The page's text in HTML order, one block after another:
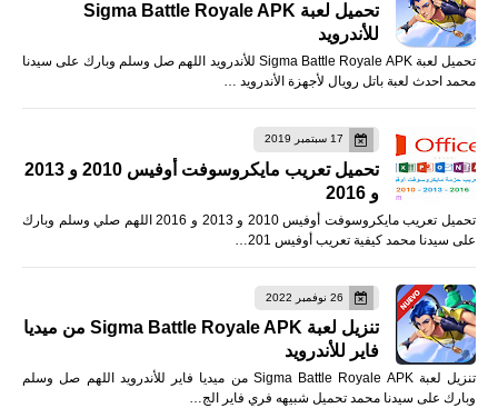
تحميل لعبة Sigma Battle Royale APK
للأندرويد
تحميل لعبة Sigma Battle Royale APK للأندرويد اللهم صل وسلم وبارك على سيدنا
محمد احدث لعبة باتل رويال لأجهزة الأندرويد …
17 سبتمبر 2019
تحميل تعريب مايكروسوفت أوفيس 2010 و 2013
و 2016
تحميل تعريب مايكروسوفت أوفيس 2010 و 2013 و 2016 اللهم صلي وسلم وبارك
على سيدنا محمد كيفية تعريب أوفيس 201…
26 نوفمبر 2022
تنزيل لعبة Sigma Battle Royale APK من ميديا
فاير للأندرويد
تنزيل لعبة Sigma Battle Royale APK من ميديا فاير للأندرويد اللهم صل وسلم
وبارك على سيدنا محمد تحميل شبيهه فري فاير الج…